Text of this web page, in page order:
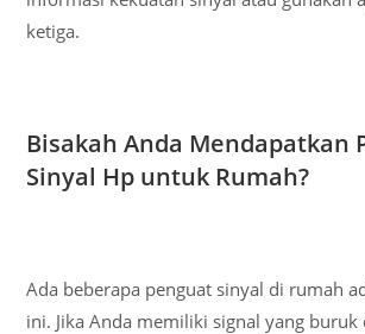
ketiga.
Bisakah Anda Mendapatkan
Sinyal Hp untuk Rumah?
Ada beberapa penguat sinyal di rumah
ini. Jika Anda memiliki signal yang